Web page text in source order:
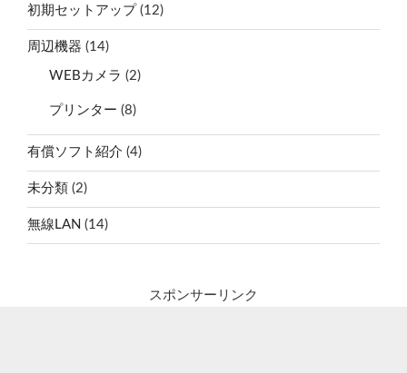
初期セットアップ (12)
周辺機器 (14)
WEBカメラ (2)
プリンター (8)
有償ソフト紹介 (4)
未分類 (2)
無線LAN (14)
スポンサーリンク